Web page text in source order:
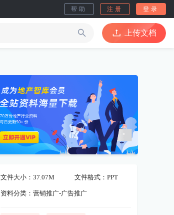
帮助 注册 登录
上传文档
文件大小：37.07M 文件格式：PPT
资料分类：营销推广-广告推广